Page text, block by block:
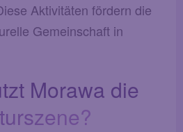
Aktivitäten fördern die
Gemeinschaft in
Morawa die